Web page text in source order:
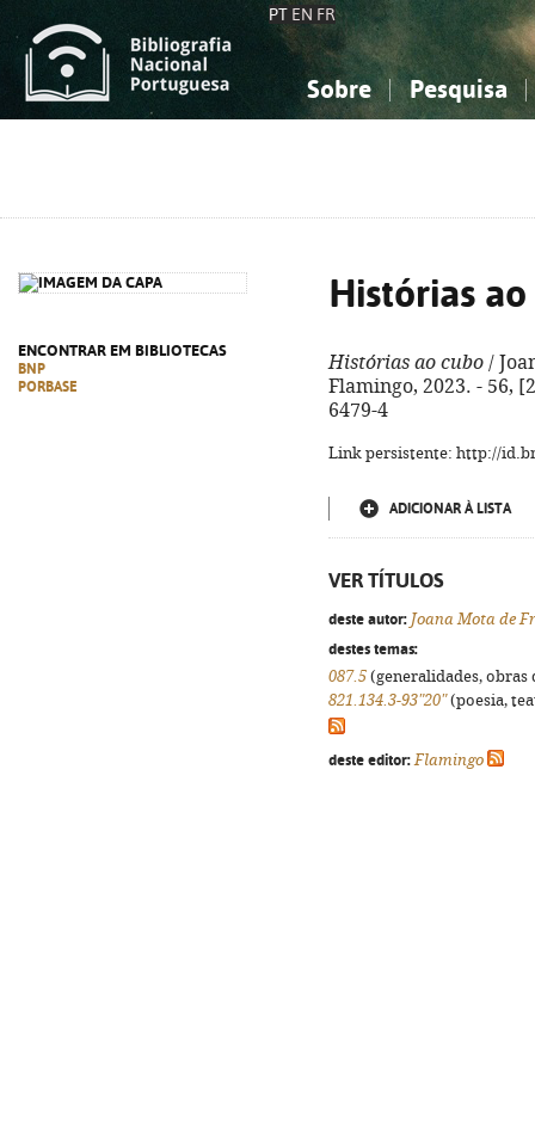
PT EN FR
Sobre Pesquisa
ENCONTRAR EM BIBLIOTECAS
BNP
PORBASE
Histórias
Histórias ao cubo /
Flamingo, 2023. - 56,
6479-4
Link persistente: http://
ADICIONAR À LISTA
VER TÍTULOS
deste autor: Joana Mota de
destes temas:
087.5 (generalidades,
821.134.3-93"20"(poesia,
deste editor: Flamingo